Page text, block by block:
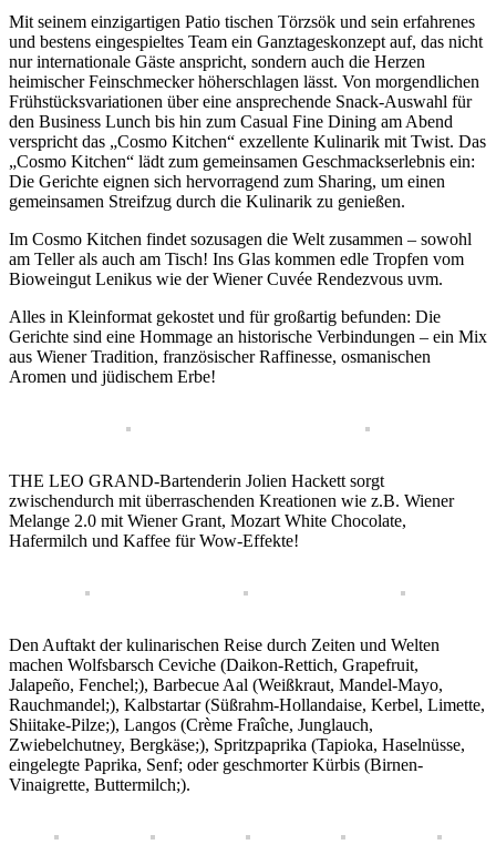
Mit seinem einzigartigen Patio tischen Törzsök und sein erfahrenes
und bestens eingespieltes Team ein Ganztageskonzept auf, das nicht
nur internationale Gäste anspricht, sondern auch die Herzen
heimischer Feinschmecker höherschlagen lässt. Von morgendlichen
Frühstücksvariationen über eine ansprechende Snack-Auswahl für
den Business Lunch bis hin zum Casual Fine Dining am Abend
verspricht das „Cosmo Kitchen“ exzellente Kulinarik mit Twist. Das
„Cosmo Kitchen“ lädt zum gemeinsamen Geschmackserlebnis ein:
Die Gerichte eignen sich hervorragend zum Sharing, um einen
gemeinsamen Streifzug durch die Kulinarik zu genießen.
Im Cosmo Kitchen findet sozusagen die Welt zusammen – sowohl
am Teller als auch am Tisch! Ins Glas kommen edle Tropfen vom
Bioweingut Lenikus wie der Wiener Cuvée Rendezvous uvm.
Alles in Kleinformat gekostet und für großartig befunden: Die
Gerichte sind eine Hommage an historische Verbindungen – ein Mix
aus Wiener Tradition, französischer Raffinesse, osmanischen
Aromen und jüdischem Erbe!
THE LEO GRAND-Bartenderin Jolien Hackett sorgt
zwischendurch mit überraschenden Kreationen wie z.B. Wiener
Melange 2.0 mit Wiener Grant, Mozart White Chocolate,
Hafermilch und Kaffee für Wow-Effekte!
Den Auftakt der kulinarischen Reise durch Zeiten und Welten
machen Wolfsbarsch Ceviche (Daikon-Rettich, Grapefruit,
Jalapeño, Fenchel;), Barbecue Aal (Weißkraut, Mandel-Mayo,
Rauchmandel;), Kalbstartar (Süßrahm-Hollandaise, Kerbel, Limette,
Shiitake-Pilze;), Langos (Crème Fraîche, Junglauch,
Zwiebelchutney, Bergkäse;), Spritzpaprika (Tapioka, Haselnüsse,
eingelegte Paprika, Senf; oder geschmorter Kürbis (Birnen-
Vinaigrette, Buttermilch;).